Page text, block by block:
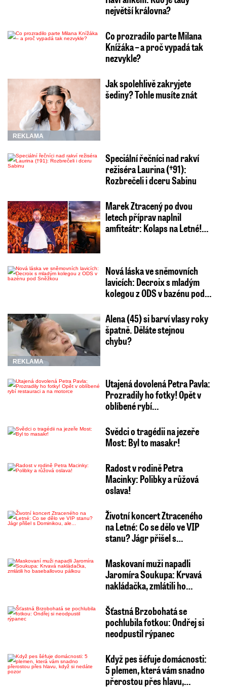
největší královna?
Co prozradilo parte Milana
Knížáka – a proč vypadá tak
nezvykle?
REKLAMA
Jak spolehlivě zakryjete
šediny? Tohle musíte znát
Speciální řečníci nad rakví
režiséra Laurina (†91):
Rozbrečeli i dceru Sabinu
Marek Ztracený po dvou
letech příprav naplnil
amfiteátr: Kolaps na Letné!…
Nová láska ve sněmovních
lavicích: Decroix s mladým
kolegou z ODS v bazénu pod…
REKLAMA
Alena (45) si barví vlasy roky
špatně. Děláte stejnou
chybu?
Utajená dovolená Petra Pavla:
Prozradily ho fotky! Opět v
oblíbené rybí…
Svědci o tragédii na jezeře
Most: Byl to masakr!
Radost v rodině Petra
Macinky: Polibky a růžová
oslava!
Životní koncert Ztraceného
na Letné: Co se dělo ve VIP
stanu? Jágr přišel s…
Maskovaní muži napadli
Jaromíra Soukupa: Krvavá
nakládačka, zmlátili ho…
Šťastná Brzobohatá se
pochlubila fotkou: Ondřej si
neodpustil rýpanec
Když pes šéfuje domácnosti:
5 plemen, která vám snadno
přerostou přes hlavu,…